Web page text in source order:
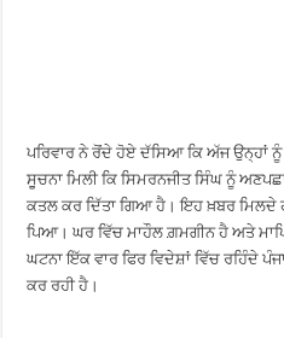
ਪਰਿਵਾਰ ਨੇ ਰੋਂਦੇ ਹੋਏ ਦੱਸਿਆ ਕਿ ਅੱਜ ਉਨ੍ਹਾਂ
ਸੂਚਨਾ ਮਿਲੀ ਕਿ ਸਿਮਰਨਜੀਤ ਸਿੰਘ ਨੂੰ
ਕਤਲ ਕਰ ਦਿੱਤਾ ਗਿਆ ਹੈ। ਇਹ ਖ਼ਬਰ ਮਿਲਦੇ
ਪਿਆ। ਘਰ ਵਿੱਚ ਮਾਹੌਲ ਗ਼ਮਗੀਨ ਹੈ ਅਤੇ
ਘਟਨਾ ਇੱਕ ਵਾਰ ਫਿਰ ਵਿਦੇਸ਼ਾਂ ਵਿੱਚ ਰਹਿੰਦੇ
ਕਰ ਰਹੀ ਹੈ।